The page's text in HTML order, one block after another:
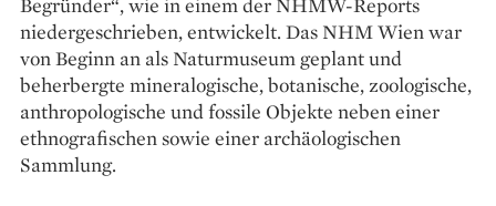
niedergeschrieben, entwickelt. Das NHM Wien war
von Beginn an als Naturmuseum geplant und
beherbergte mineralogische, botanische, zoologische,
anthropologische und fossile Objekte neben einer
ethnografischen sowie einer archäologischen
Sammlung.